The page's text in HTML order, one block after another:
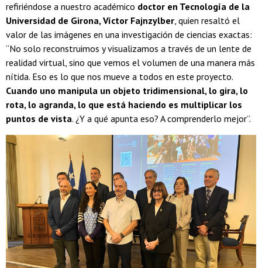
refiriéndose a nuestro académico doctor en Tecnología de la
Universidad de Girona, Víctor Fajnzylber, quien resaltó el
valor de las imágenes en una investigación de ciencias exactas:
“No solo reconstruimos y visualizamos a través de un lente de
realidad virtual, sino que vemos el volumen de una manera más
nítida. Eso es lo que nos mueve a todos en este proyecto.
Cuando uno manipula un objeto tridimensional, lo gira, lo
rota, lo agranda, lo que está haciendo es multiplicar los
puntos de vista. ¿Y a qué apunta eso? A comprenderlo mejor”.